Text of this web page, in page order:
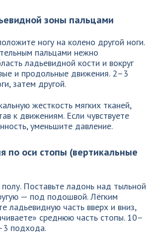
зоны пальцами
ногу на колено другой ноги.
пальцами нежно
ладьевидной кости и вокруг
и продольные движения. 2–3
затем другой.
жесткость мягких тканей,
к движениям. Если чувствуете
уменьшите давление.
по оси стопы (вертикальные
Поставьте ладонь над тыльной
— под подошвой. Лёгким
ладьевидную часть вверх и вниз,
среднюю часть стопы. 10–
подхода.